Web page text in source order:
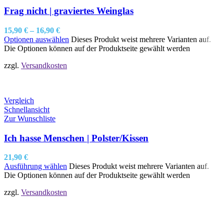
Frag nicht | graviertes Weinglas
15,90 € – 16,90 €
Optionen auswählen Dieses Produkt weist mehrere Varianten auf.
Die Optionen können auf der Produktseite gewählt werden
zzgl. Versandkosten
Vergleich
Schnellansicht
Zur Wunschliste
Ich hasse Menschen | Polster/Kissen
21,90 €
Ausführung wählen Dieses Produkt weist mehrere Varianten auf.
Die Optionen können auf der Produktseite gewählt werden
zzgl. Versandkosten